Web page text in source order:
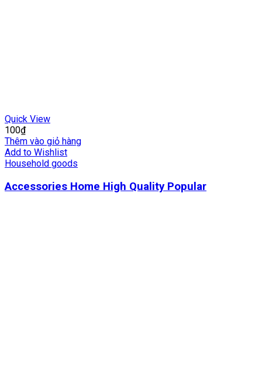
Quick View
100₫
Thêm vào giỏ hàng
Add to Wishlist
Household goods
Accessories Home High Quality Popular